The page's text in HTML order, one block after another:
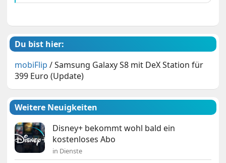
Du bist hier:
mobiFlip /Samsung Galaxy S8 mit DeX Station für
399 Euro (Update)
Weitere Neuigkeiten
Disney+ bekommt wohl bald ein
kostenloses Abo
in Dienste